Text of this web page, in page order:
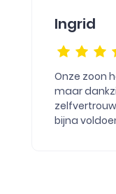
Ingrid
Onze zoon
maar
bijna